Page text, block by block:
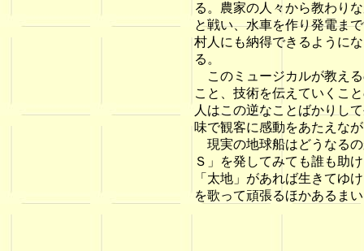
る。農家の人々から教わり
と戦い、水車を作り発電ま
村人にも納得できるように
る。
このミュージカルが教え
こと、技術を伝えていくこ
人はこの逆なことばかりし
味で観客に感動をあたえな
現実の地球船はどうなる
Ｓ」を発してみても誰も助
「太地」があれば生きてゆ
を歌って頑張るほかあるま